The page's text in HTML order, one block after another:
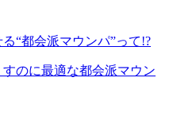
“都会派マウンパ”って!?
のに最適な都会派マウン